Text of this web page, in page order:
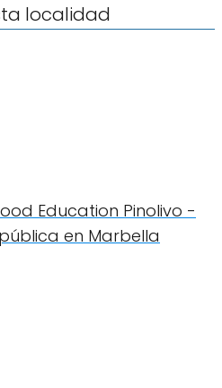
localidad
Education Pinolivo -
en Marbella